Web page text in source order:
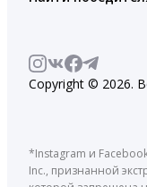
Copyright © 2026.
*Instagram и
Inc., признанной